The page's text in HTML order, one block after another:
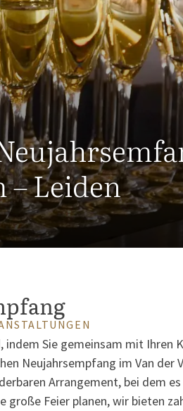
– Leiden
indem Sie gemeinsam mit Ihren
Neujahrsempfang im Van der
Arrangement, bei dem es
große Feier planen, wir bieten